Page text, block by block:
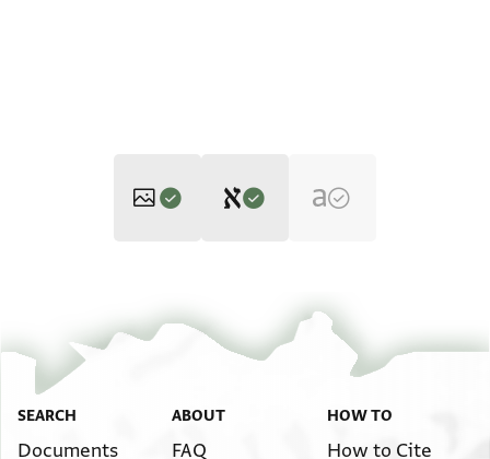
(in Hebrew) (Tel Aviv
University, 1997), vol. 2.
recto
שהדותא דהות באנפנא אנן שהדי דחתימין לתחתא
T-S 18J1.17 1v
Image Permissions Statement
SEARCH
Documents
ABOUT
FAQ
HOW TO
How to Cite